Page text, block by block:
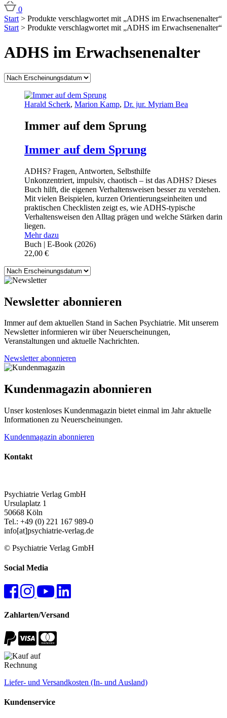
0
Start > Produkte verschlagwortet mit „ADHS im Erwachsenenalter“
Start > Produkte verschlagwortet mit „ADHS im Erwachsenenalter“
ADHS im Erwachsenenalter
Harald Scherk, Marion Kamp, Dr. jur. Myriam Bea
Immer auf dem Sprung
Immer auf dem Sprung
ADHS? Fragen, Antworten, Selbsthilfe
Unkonzentriert, impulsiv, chaotisch – ist das ADHS? Dieses
Buch hilft, die eigenen Verhaltensweisen besser zu verstehen.
Mit vielen Beispielen, kurzen Orientierungseinheiten und
praktischen Checklisten zeigt es, wie ADHS-typische
Verhaltensweisen den Alltag prägen und welche Stärken darin
liegen.
Mehr dazu
Buch | E-Book (2026)
22,00 €
Newsletter abonnieren
Immer auf dem aktuellen Stand in Sachen Psychiatrie. Mit unserem
Newsletter informieren wir über Neuerscheinungen,
Veranstaltungen und aktuelle Nachrichten.
Newsletter abonnieren
Kundenmagazin abonnieren
Unser kostenloses Kundenmagazin bietet einmal im Jahr aktuelle
Informationen zu Neuerscheinungen.
Kundenmagazin abonnieren
Kontakt
Psychiatrie Verlag GmbH
Ursulaplatz 1
50668 Köln
Tel.: +49 (0) 221 167 989-0
info[at]psychiatrie-verlag.de
© Psychiatrie Verlag GmbH
Social Media
Zahlarten/Versand
Liefer- und Versandkosten (In- und Ausland)
Kundenservice